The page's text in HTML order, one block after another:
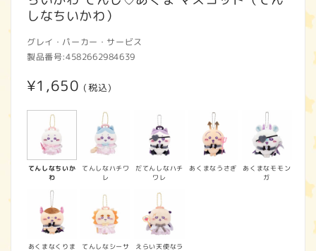
しなちいかわ）
グレイ・パーカー・サービス
製品番号:4582662984639
通
常
格
¥1,650 (税込)
てんしなちいか
わ
てんしなハチワ
レ
だてんしなハチ
ワレ
あくまなうさぎ
あくまなモモン
ガ
あくまなくりま
てんしなシーサ
えらい天使なラ